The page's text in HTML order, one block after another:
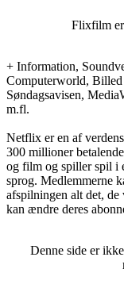
Flixfilm
+ Information,
Computerworld,
Søndagsavisen,
m.fl.
Netflix er en af
300 millioner
og film og spiller spil i
sprog. Medlemmerne
afspilningen alt det,
kan ændre deres
Denne side er